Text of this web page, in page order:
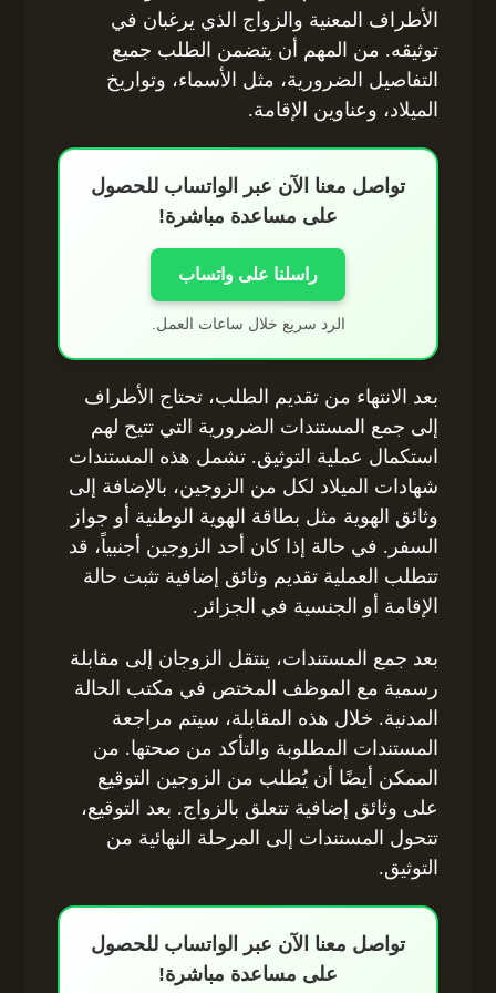
الأطراف المعنية والزواج الذي يرغبان في
توثيقه. من المهم أن يتضمن الطلب جميع
التفاصيل الضرورية، مثل الأسماء، وتواريخ
الميلاد، وعناوين الإقامة.
تواصل معنا الآن عبر الواتساب للحصول
على مساعدة مباشرة!
راسلنا على واتساب
الرد سريع خلال ساعات العمل.
بعد الانتهاء من تقديم الطلب، تحتاج الأطراف
إلى جمع المستندات الضرورية التي تتيح لهم
استكمال عملية التوثيق. تشمل هذه المستندات
شهادات الميلاد لكل من الزوجين، بالإضافة إلى
وثائق الهوية مثل بطاقة الهوية الوطنية أو جواز
السفر. في حالة إذا كان أحد الزوجين أجنبياً، قد
تتطلب العملية تقديم وثائق إضافية تثبت حالة
الإقامة أو الجنسية في الجزائر.
بعد جمع المستندات، ينتقل الزوجان إلى مقابلة
رسمية مع الموظف المختص في مكتب الحالة
المدنية. خلال هذه المقابلة، سيتم مراجعة
المستندات المطلوبة والتأكد من صحتها. من
الممكن أيضًا أن يُطلب من الزوجين التوقيع
على وثائق إضافية تتعلق بالزواج. بعد التوقيع،
تتحول المستندات إلى المرحلة النهائية من
التوثيق.
تواصل معنا الآن عبر الواتساب للحصول
على مساعدة مباشرة!